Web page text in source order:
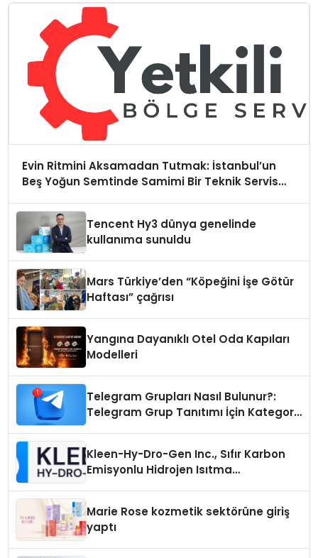
Evin Ritmini Aksamadan Tutmak: İstanbul’un
Beş Yoğun Semtinde Samimi Bir Teknik Servis
Tencent Hy3 dünya genelinde
kullanıma sunuldu
Mars Türkiye’den “Köpeğini İşe Götür
Haftası” çağrısı
Yangına Dayanıklı Otel Oda Kapıları
Modelleri
Telegram Grupları Nasıl Bulunur?:
Telegram Grup Tanıtımı İçin Kategori
Kleen-Hy-Dro-Gen Inc., Sıfır Karbon
Emisyonlu Hidrojen Isıtma
Marie Rose kozmetik sektörüne giriş
yaptı